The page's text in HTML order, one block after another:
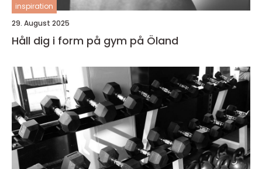
inspiration
29. August 2025
Håll dig i form på gym på Öland